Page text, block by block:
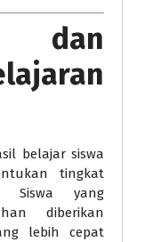
dan
belajar siswa
tingkat
Siswa yang
diberikan
lebih cepat